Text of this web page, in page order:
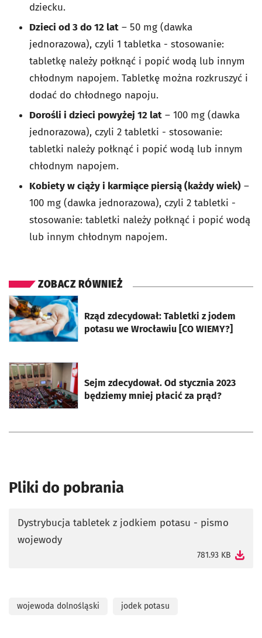
dziecku.
Dzieci od 3 do 12 lat – 50 mg (dawka
jednorazowa), czyli 1 tabletka - stosowanie:
tabletkę należy połknąć i popić wodą lub innym
chłodnym napojem. Tabletkę można rozkruszyć i
dodać do chłodnego napoju.
Dorośli i dzieci powyżej 12 lat – 100 mg (dawka
jednorazowa), czyli 2 tabletki - stosowanie:
tabletki należy połknąć i popić wodą lub innym
chłodnym napojem.
Kobiety w ciąży i karmiące piersią (każdy wiek) –
100 mg (dawka jednorazowa), czyli 2 tabletki -
stosowanie: tabletki należy połknąć i popić wodą
lub innym chłodnym napojem.
ZOBACZ RÓWNIEŻ
Rząd zdecydował: Tabletki z jodem
potasu we Wrocławiu [CO WIEMY?]
otworzy się w nowej karcie
Sejm zdecydował. Od stycznia 2023
będziemy mniej płacić za prąd?
otworzy się w nowej karcie
Pliki do pobrania
Dystrybucja tabletek z jodkiem potasu - pismo
wojewody
781.93 KB
otworzy się w nowej karcie
wojewoda dolnośląski jodek potasu